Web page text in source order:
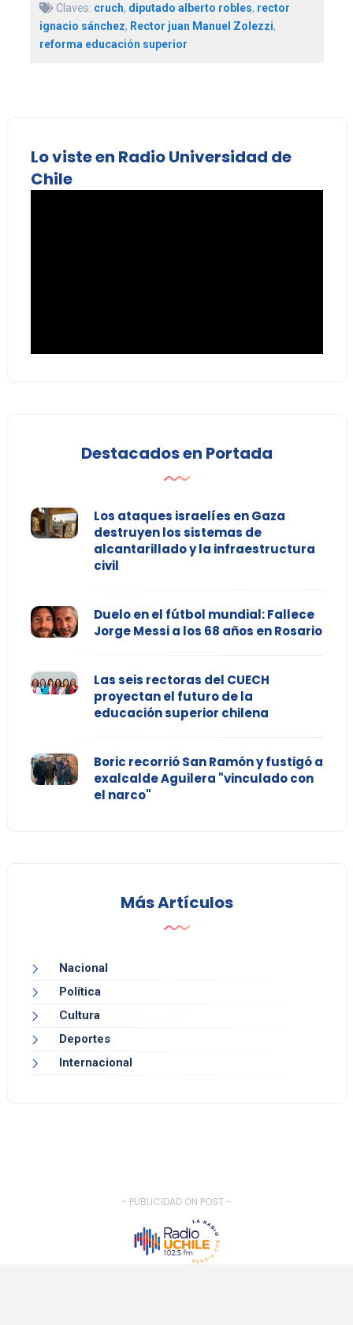
Claves: cruch, diputado alberto robles, rector
ignacio sánchez, Rector juan Manuel Zolezzi,
reforma educación superior
Lo viste en Radio Universidad de
Chile
Destacados en Portada
Los ataques israelíes en Gaza
destruyen los sistemas de
alcantarillado y la infraestructura
civil
Duelo en el fútbol mundial: Fallece
Jorge Messi a los 68 años en Rosario
Las seis rectoras del CUECH
proyectan el futuro de la
educación superior chilena
Boric recorrió San Ramón y fustigó a
exalcalde Aguilera "vinculado con
el narco"
Más Artículos
Nacional
Política
Cultura
Deportes
Internacional
- PUBLICIDAD ON POST -